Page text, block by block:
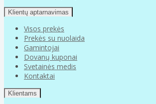
Klientų aptarnavimas
Visos prekės
Prekės su nuolaida
Gamintojai
Dovanų kuponai
Svetainės medis
Kontaktai
Klientams